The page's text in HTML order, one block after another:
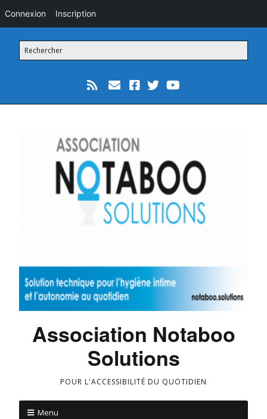
Connexion Inscription
Association Notaboo
Solutions
POUR L'ACCESSIBILITÉ DU QUOTIDIEN
Menu